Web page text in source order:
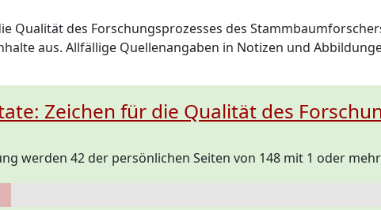
Qualität des Forschungsprozesses des
aus. Allfällige Quellenangaben in Notizen und
Zeichen für die Qualität des
werden 42 der persönlichen Seiten von 148 mit 1 oder